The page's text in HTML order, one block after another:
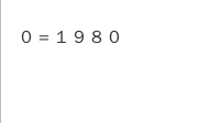
護符（１２
０＝１９８０
合計＝